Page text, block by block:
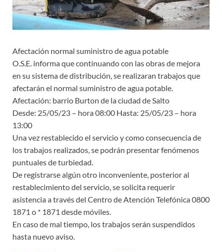
Afectación normal suministro de agua potable
O.S.E. informa que continuando con las obras de mejora
en su sistema de distribución, se realizaran trabajos que
afectarán el normal suministro de agua potable.
Afectación: barrio Burton de la ciudad de Salto
Desde: 25/05/23 – hora 08:00 Hasta: 25/05/23 – hora
13:00
Una vez restablecido el servicio y como consecuencia de
los trabajos realizados, se podrán presentar fenómenos
puntuales de turbiedad.
De registrarse algún otro inconveniente, posterior al
restablecimiento del servicio, se solicita requerir
asistencia a través del Centro de Atención Telefónica 0800
1871 o * 1871 desde móviles.
En caso de mal tiempo, los trabajos serán suspendidos
hasta nuevo aviso.